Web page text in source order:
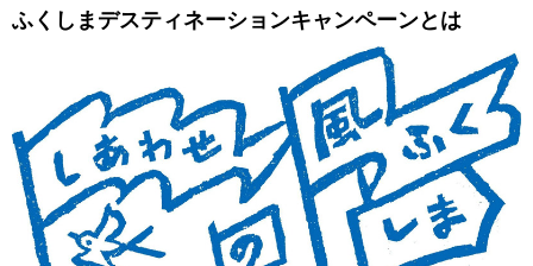
ふくしまデスティネーションキャンペーンとは